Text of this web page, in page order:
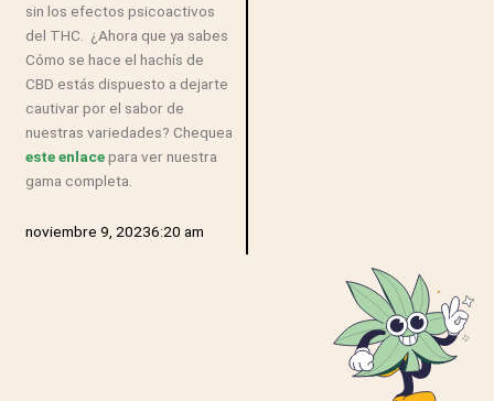
sin los efectos psicoactivos
del THC. ¿Ahora que ya sabes
Cómo se hace el hachís de
CBD estás dispuesto a dejarte
cautivar por el sabor de
nuestras variedades? Chequea
este enlacepara ver nuestra
gama completa
noviembre 9, 20236:20 am